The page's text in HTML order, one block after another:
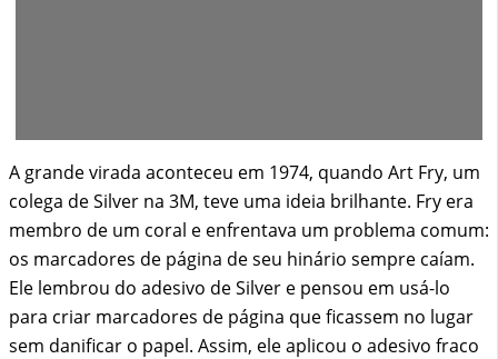
A grande virada aconteceu em 1974, quando Art Fry, um
colega de Silver na 3M, teve uma ideia brilhante. Fry era
membro de um coral e enfrentava um problema comum:
os marcadores de página de seu hinário sempre caíam.
Ele lembrou do adesivo de Silver e pensou em usá-lo
para criar marcadores de página que ficassem no lugar
sem danificar o papel. Assim, ele aplicou o adesivo fraco